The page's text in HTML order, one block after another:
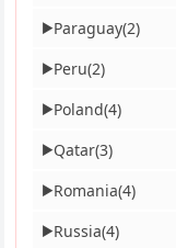
▶Paraguay(2)
▶Peru(2)
▶Poland(4)
▶Qatar(3)
▶Romania(4)
▶Russia(4)